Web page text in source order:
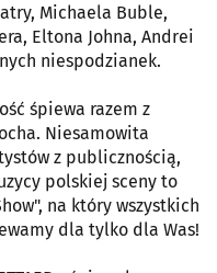
Michaela Buble,
Eltona Johna, Andrei
niespodzianek.
śpiewa razem z
Niesamowita
z publicznością,
polskiej sceny to
na który wszystkich
dla tylko dla Was!